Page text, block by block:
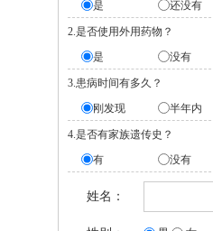
是
还没有
2.是否使用外用药物？
是
没有
3.患病时间有多久？
刚发现
半年内
4.是否有家族遗传史？
有
没有
姓名：